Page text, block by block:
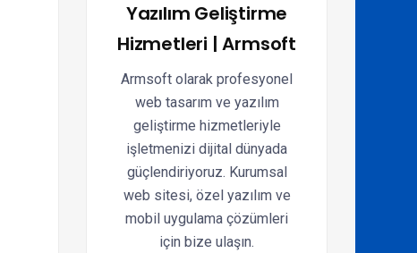
Yazılım Geliştirme
Hizmetleri | Armsoft
Armsoft olarak profesyonel
web tasarım ve yazılım
geliştirme hizmetleriyle
işletmenizi dijital dünyada
güçlendiriyoruz. Kurumsal
web sitesi, özel yazılım ve
mobil uygulama çözümleri
için bize ulaşın.